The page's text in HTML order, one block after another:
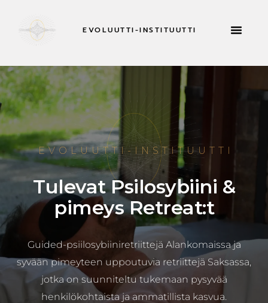
EVOLUUTTI-INSTITUUTTI
EVOLUUTTI-INSTITUUTTI
Tulevat Psilosybiini &
pimeys Retreat:t
Guided-psiilosybiiniretriittejä Alankomaissa ja
syvään pimeyteen uppoutuvia retriittejä Saksassa,
jotka on suunniteltu tukemaan pysyvää
henkilökohtaista ja ammatillista kasvua.